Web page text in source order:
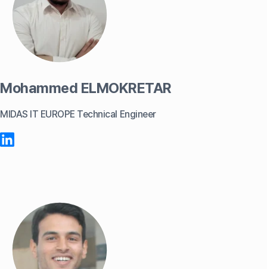
Mohammed ELMOKRETAR
MIDAS IT EUROPE Technical Engineer